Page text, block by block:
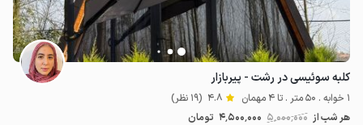
4.5 میلیون ت 4.8
کلبه سوئیسی در رشت - پیربازار
1 خوابه . 50 متر . تا 4 مهمان 4.8 (19 نظر)
هر شب از 5٬000٬000 4٬500٬000 تومان